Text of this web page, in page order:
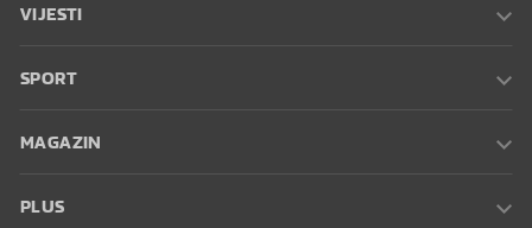
VIJESTI
SPORT
MAGAZIN
PLUS